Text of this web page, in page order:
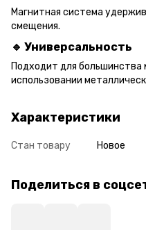
Магнитная система
смещения.
🔹 Универсальность
Подходит для
использовании
Характеристики
Стан товару Новое
Поделиться в